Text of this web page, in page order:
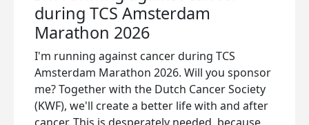
during TCS Amsterdam
Marathon 2026
I'm running against cancer during TCS
Amsterdam Marathon 2026. Will you sponsor
me? Together with the Dutch Cancer Society
(KWF), we'll create a better life with and after